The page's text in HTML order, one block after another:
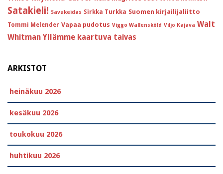
Satakieli! Savukeidas Sirkka Turkka Suomen kirjailijaliitto
Tommi Melender Vapaa pudotus Viggo Wallensköld Viljo Kajava Walt
Whitman Yllämme kaartuva taivas
ARKISTOT
heinäkuu 2026
kesäkuu 2026
toukokuu 2026
huhtikuu 2026